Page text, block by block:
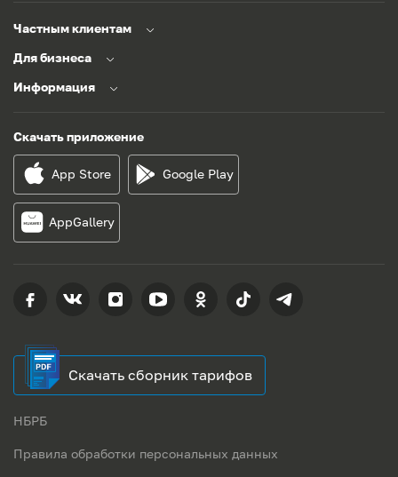
Частным клиентам
Для бизнеса
Информация
Скачать приложение
App Store Google Play
AppGallery
Скачать сборник тарифов
НБРБ
Правила обработки персональных данных